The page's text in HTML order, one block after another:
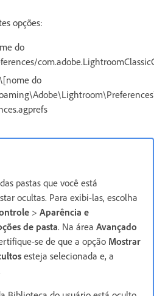
opções:
do
do
pastas que você está
ocultas. Para exibi-las, escolha
> Aparência e
de pasta. Na área Avançado
se de que a opção Mostrar
esteja selecionada e, a